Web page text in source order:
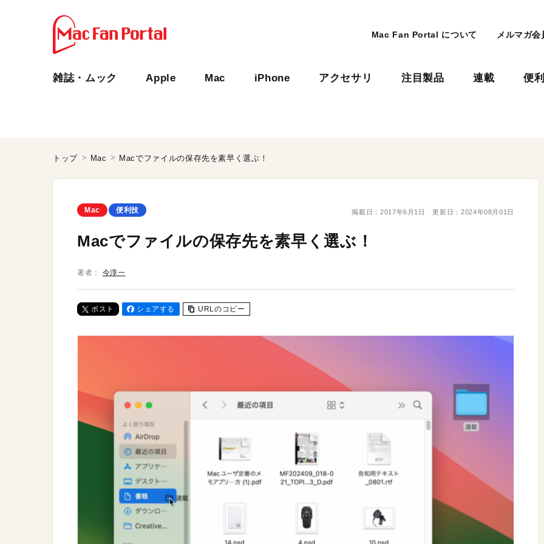
Mac Fan Portal について メルマガ会
雑誌・ムック Apple Mac iPhone アクセサリ 注目製品 連載 便
トップ Mac Macでファイルの保存先を素早く選ぶ！
Mac 便利技 掲載日： 2017年6月1日 更新日： 2024年08月01日
Macでファイルの保存先を素早く選ぶ！
著者： 今淳一
ポスト シェアする URLのコピー